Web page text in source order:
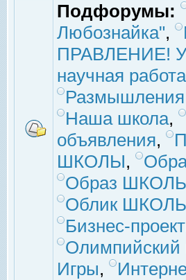
Подфорумы:
Любознайка",
ПРАВЛЕНИЕ!
научная работа
Наша школа,
объявления,
ШКОЛЫ,
Образ ШКОЛЫ
Облик ШКОЛЫ
Бизнес-
Игры,